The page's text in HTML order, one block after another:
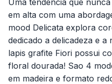
em alta com uma
mood Delicata explora
dedicado a delicadeza e a
lapis grafite Fiori possui
floral dourada! Sao 4
em madeira e formato